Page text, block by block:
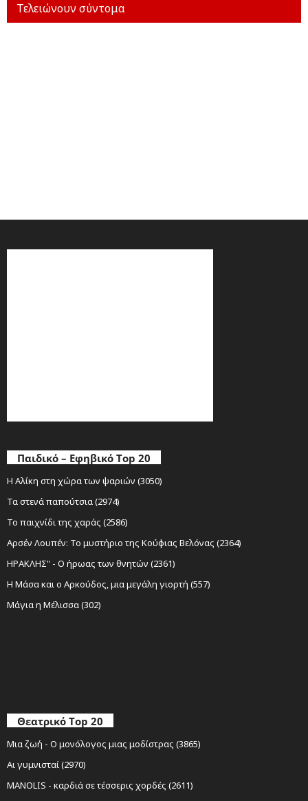
Τελειώνουν σύντομα
Παιδικό – Εφηβικό Top 20
Η Αλίκη στη χώρα των ψαριών (3050)
Τα στενά παπούτσια (2974)
Το παιχνίδι της χαράς (2586)
Αρσέν Λουπέν: Το μυστήριο της Κούφιας Βελόνας (2364)
ΗΡΑΚΛΗΣ" - Ο ήρωας των θνητών (2361)
Η Μάσα και ο Αρκούδος, μια μεγάλη γιορτή (557)
Μάγια η Μέλισσα (302)
Θεατρικό Top 20
Μια ζωή - Ο μονόλογος μιας μοδίστρας (3865)
Αι γυμνισταί (2970)
MANOLIS - καρδιά σε τέσσερις χορδές (2611)